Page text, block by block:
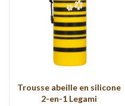
Trousse abeille en silicone
2-en-1 Legami